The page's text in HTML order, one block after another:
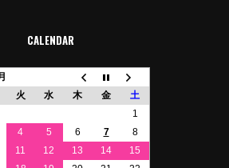
CALENDAR
火 水 木 金
土
1
4 5 6 7
8
11 12 13 14
15